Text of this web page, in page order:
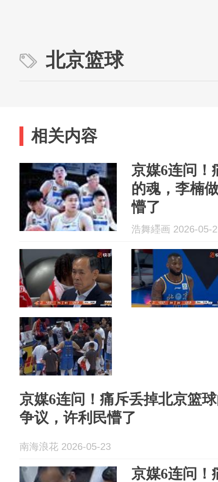
北京篮球
相关内容
京媒6连问！
的魂，李楠
懵了
浩舞纆画 2026-05-
京媒6连问！痛斥丢掉北京篮
争议，许利民懵了
南海浪花 2026-05-23
京媒6连问！